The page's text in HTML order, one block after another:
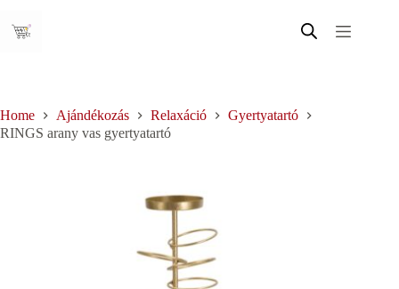
content
Home Ajándékozás Relaxáció
Gyertyatartó
RINGS arany vas gyertyatartó